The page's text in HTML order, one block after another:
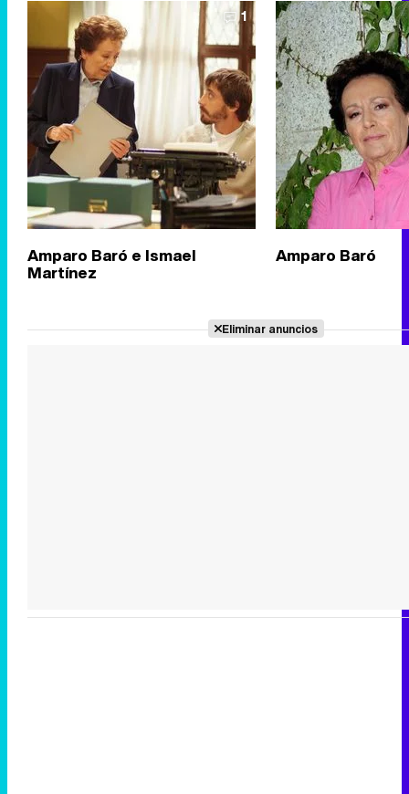
1
Amparo Baró e Ismael
Martínez
Amparo Baró
Eliminar anuncios